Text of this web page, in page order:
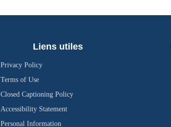
Liens utiles
Privacy Policy
Terms of Use
Closed Captioning Policy
Accessibility Statement
Personal Information